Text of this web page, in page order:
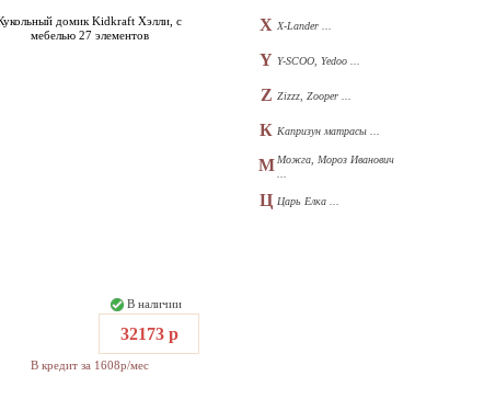
домик Kidkraft Хэлли, с
мебелью 27 элементов
В наличии
32173 р
В кредит за 1608р/мес
X X-Lander ...
Y Y-SCOO, Yedoo ...
Z Zizzz, Zooper ...
К Капризун матрасы ...
М Можга, Мороз Иванович
Ц Царь Елка ...